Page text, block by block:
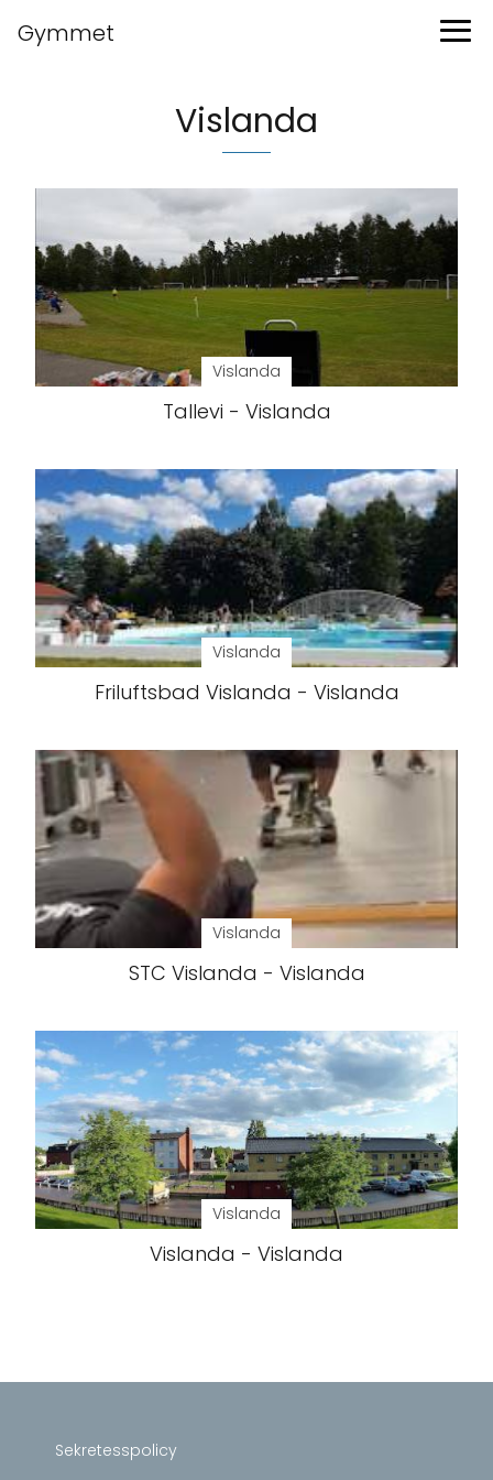
Gymmet
Vislanda
Vislanda
Tallevi - Vislanda
Vislanda
Friluftsbad Vislanda - Vislanda
Vislanda
STC Vislanda - Vislanda
Vislanda
Vislanda - Vislanda
Sekretesspolicy